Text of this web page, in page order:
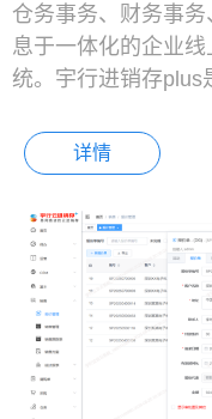
仓务事务、财务事
息于一体化的企业
统。宇行进销存plus
详情